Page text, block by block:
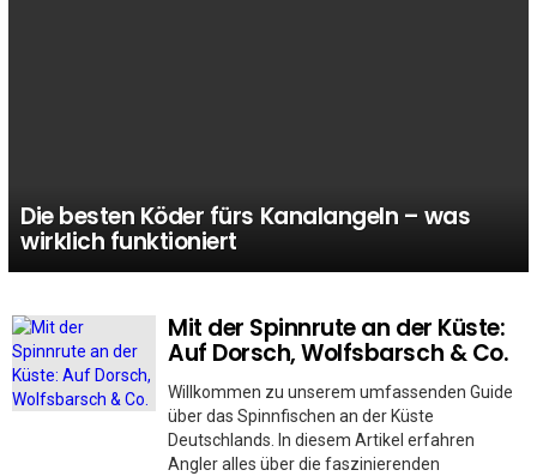
Die besten Köder fürs Kanalangeln – was
wirklich funktioniert
MORE
STORIES
Mit der Spinnrute an der Küste:
Auf Dorsch, Wolfsbarsch & Co.
Willkommen zu unserem umfassenden Guide
über das Spinnfischen an der Küste
Deutschlands. In diesem Artikel erfahren
Angler alles über die faszinierenden